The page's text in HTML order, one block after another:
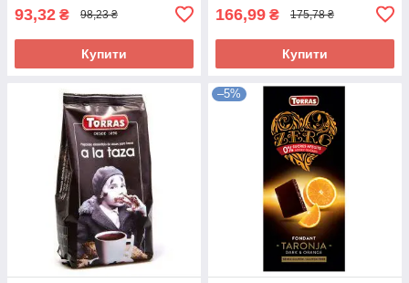
93,32 ₴ 98,23 ₴
Купити
166,99 ₴ 175,78 ₴
Купити
–5%